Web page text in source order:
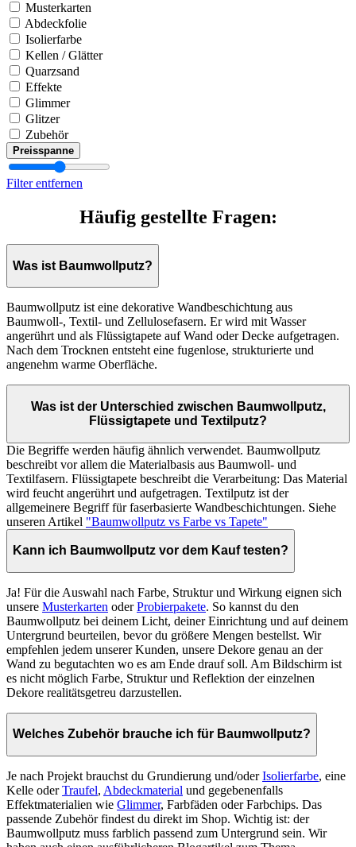
Musterkarten
Abdeckfolie
Isolierfarbe
Kellen / Glätter
Quarzsand
Effekte
Glimmer
Glitzer
Zubehör
Preisspanne
Filter entfernen
Häufig gestellte Fragen:
Was ist Baumwollputz?
Baumwollputz ist eine dekorative Wandbeschichtung aus
Baumwoll-, Textil- und Zellulosefasern. Er wird mit Wasser
angerührt und als Flüssigtapete auf Wand oder Decke aufgetragen.
Nach dem Trocknen entsteht eine fugenlose, strukturierte und
angenehm warme Oberfläche.
Was ist der Unterschied zwischen Baumwollputz,
Flüssigtapete und Textilputz?
Die Begriffe werden häufig ähnlich verwendet. Baumwollputz
beschreibt vor allem die Materialbasis aus Baumwoll- und
Textilfasern. Flüssigtapete beschreibt die Verarbeitung: Das Material
wird feucht angerührt und aufgetragen. Textilputz ist der
allgemeinere Begriff für faserbasierte Wandbeschichtungen. Siehe
unseren Artikel "Baumwollputz vs Farbe vs Tapete"
Kann ich Baumwollputz vor dem Kauf testen?
Ja! Für die Auswahl nach Farbe, Struktur und Wirkung eignen sich
unsere Musterkarten oderProbierpakete. So kannst du den
Baumwollputz bei deinem Licht, deiner Einrichtung und auf deinem
Untergrund beurteilen, bevor du größere Mengen bestellst. Wir
empfehlen jedem unserer Kunden, unsere Dekore genau an der
Wand zu begutachten wo es am Ende drauf soll. Am Bildschirm ist
es nicht möglich Farbe, Struktur und Reflektion der einzelnen
Dekore realitätsgetreu darzustellen.
Welches Zubehör brauche ich für Baumwollputz?
Je nach Projekt brauchst du Grundierung und/oderIsolierfarbe, eine
Kelle oderTraufel, Abdeckmaterial und gegebenenfalls
Effektmaterialien wie Glimmer, Farbfäden oder Farbchips. Das
passende Zubehör findest du direkt im Shop. Wichtig ist: der
Baumwollputz muss farblich passend zum Untergrund sein. Wir